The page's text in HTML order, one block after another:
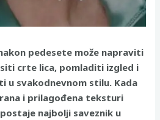
pedesete može napraviti
crte lica, pomladiti izgled i
u svakodnevnom stilu. Kada
i prilagođena teksturi
najbolji saveznik u